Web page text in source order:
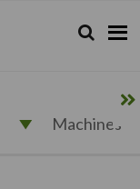
Zoeken...
Zoek
Machines